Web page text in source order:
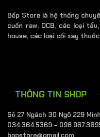
Bốp Store là hệ thống
cuốn raw, OCB, các loại
house, các loại cối xay
THÔNG TIN SHOP
Số 27 Ngách 30 Ngõ 229
034.364.5369 -
bopstore@gmail.com